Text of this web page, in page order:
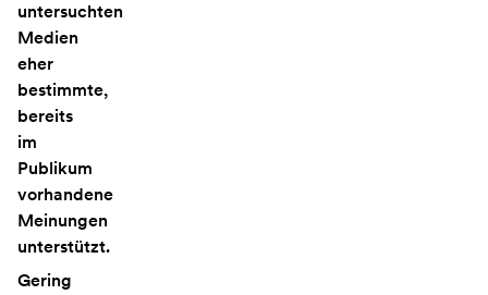
untersuchten
Medien
eher
bestimmte,
bereits
im
Publikum
vorhandene
Meinungen
unterstützt.
Gering